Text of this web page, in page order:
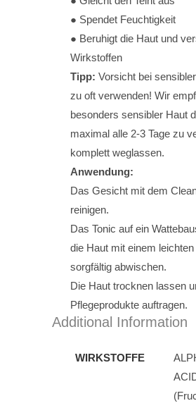
● Spendet Feuchtigkeit
● Beruhigt die Haut und
Wirkstoffen
Tipp: Vorsicht bei
zu oft verwenden! Wir
besonders sensibler Haut
maximal alle 2-3 Tage zu
komplett weglassen.
Anwendung:
Das Gesicht mit dem
reinigen.
Das Tonic auf ein
die Haut mit einem
sorgfältig abwischen.
Die Haut trocknen lassen
Pflegeprodukte auftragen.
Additional Information
WIRKSTOFFE